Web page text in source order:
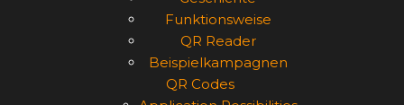
Funktionsweise
QR Reader
Beispielkampagnen
QR Codes